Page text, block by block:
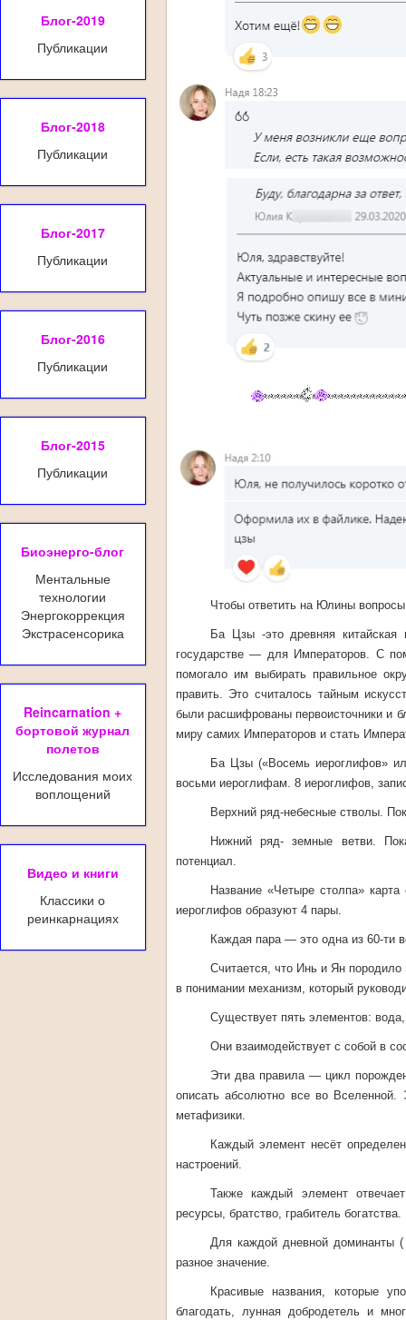
Блог-2019
Публикации
Блог-2018
Публикации
Блог-2017
Публикации
Блог-2016
Публикации
Блог-2015
Публикации
Биоэнерго-блог
Ментальные
технологии
Энергокоррекция
Экстрасенсорика
Reincarnation +
бортовой журнал
полетов
Исследования моих
воплощений
Видео и книги
Классики о
реинкарнациях
Чтобы ответить на Юлины
Ба Цзы -это древняя
государстве — для Императоров. С
помогало им выбирать правильное
править. Это считалось тайным
были расшифрованы первоисточники и
миру самих Императоров и стать
Ба Цзы («Восемь иероглифов»
восьми иероглифам. 8 иероглифов,
Верхний ряд-небесные стволы.
Нижний ряд- земные ветви.
потенциал.
Название «Четыре столпа»
иероглифов образуют 4 пары.
Каждая пара — это одна из 60-ти
Считается, что Инь и Ян
в понимании механизм, который
Существует пять элементов:
Они взаимодействует с собой в
Эти два правила — цикл
описать абсолютно все во Вселенной.
метафизики.
Каждый элемент несёт
настроений.
Также каждый элемент
ресурсы, братство, грабитель богатства.
Для каждой дневной доминанты
разное значение.
Красивые названия, которые
благодать, лунная добродетель и